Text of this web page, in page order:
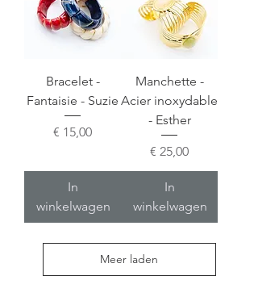
Bracelet -
Fantaisie - Suzie
Prijs
€ 15,00
In
winkelwagen
Manchette -
Acier inoxydable
- Esther
Prijs
€ 25,00
In
winkelwagen
Meer laden